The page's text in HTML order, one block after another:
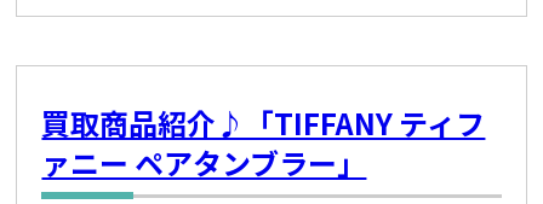
買取商品紹介♪「TIFFANY ティフ
ァニー ペアタンブラー」